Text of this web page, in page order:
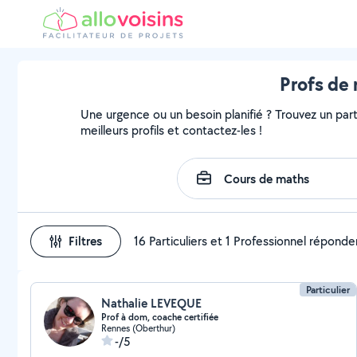
Profs de
Une urgence ou un besoin planifié ? Trouvez un
meilleurs profils et contactez-les !
Filtres 16 Particuliers et 1 Professionnel
Particulier
Nathalie LEVEQUE
Prof à dom, coache certifiée
Rennes (Oberthur)
-/5